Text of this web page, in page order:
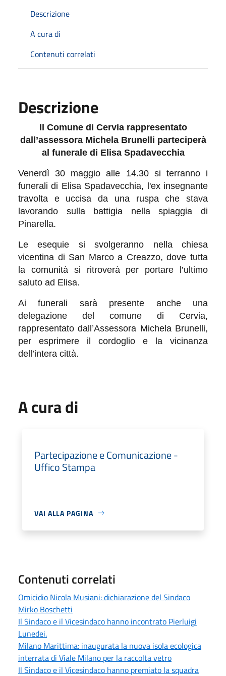
Descrizione
A cura di
Contenuti correlati
Descrizione
Il Comune di Cervia rappresentato
dall’assessora Michela Brunelli parteciperà
al funerale di Elisa Spadavecchia
Venerdì 30 maggio alle 14.30 si terranno i
funerali di Elisa Spadavecchia, l'ex insegnante
travolta e uccisa da una ruspa che stava
lavorando sulla battigia nella spiaggia di
Pinarella.
Le esequie si svolgeranno nella chiesa
vicentina di San Marco a Creazzo, dove tutta
la comunità si ritroverà per portare l’ultimo
saluto ad Elisa.
Ai funerali sarà presente anche una
delegazione del comune di Cervia,
rappresentato dall’Assessora Michela Brunelli,
per esprimere il cordoglio e la vicinanza
dell’intera città.
A cura di
Partecipazione e Comunicazione -
Uffico Stampa
VAI ALLA PAGINA
Contenuti correlati
Omicidio Nicola Musiani: dichiarazione del Sindaco
Mirko Boschetti
Il Sindaco e il Vicesindaco hanno incontrato Pierluigi
Lunedei.
Milano Marittima: inaugurata la nuova isola ecologica
interrata di Viale Milano per la raccolta vetro
Il Sindaco e il Vicesindaco hanno premiato la squadra